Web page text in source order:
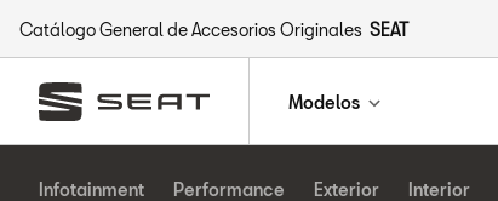
Catálogo General de Accesorios Originales SEAT
Modelos
Infotainment Performance Exterior Interior